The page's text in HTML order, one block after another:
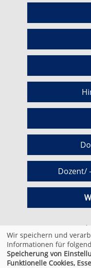
Dozent/
© 2026 Kufer Software
Wir speichern und
Informationen für
Speicherung von
Funktionelle Cookies,